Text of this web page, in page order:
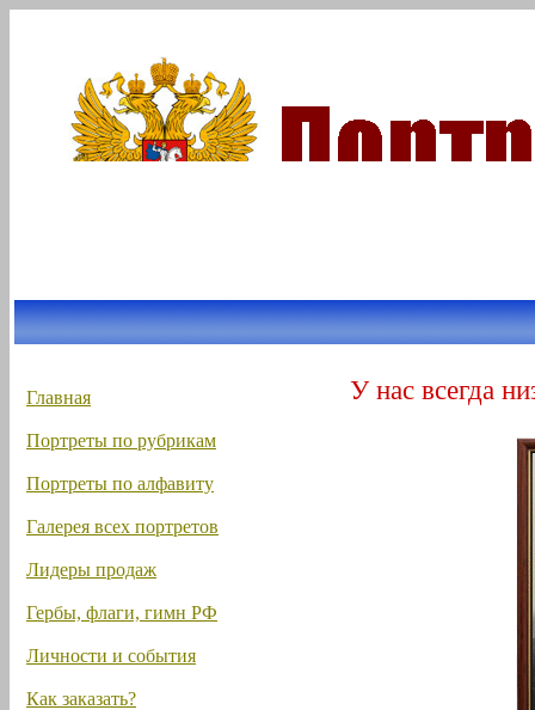
Главная
Портреты по рубрикам
Портреты по алфавиту
Галерея всех портретов
Лидеры продаж
Гербы, флаги, гимн РФ
Личности и события
Как заказать?
У нас всегда